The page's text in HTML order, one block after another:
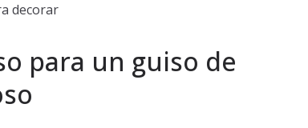
decorar
para un guiso de